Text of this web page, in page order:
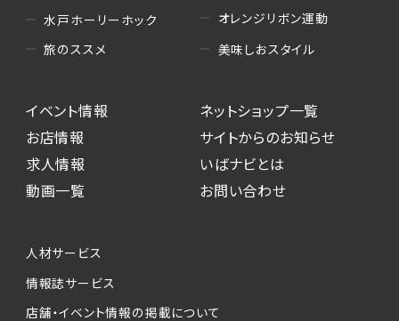
水戸ホーリーホック
旅のススメ
オレンジリボン運動
美味しおスタイル
イベント情報
お店情報
求人情報
動画一覧
ネットショップ一覧
サイトからのお知らせ
いばナビとは
お問い合わせ
人材サービス
情報誌サービス
店舗・イベント情報の掲載について